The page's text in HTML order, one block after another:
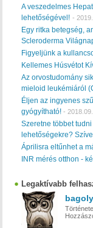
A veszedelmes
lehetőségével! -
Egy ritka betegség,
Scleroderma
Figyeljünk a
Kellemes Húsvétot
Az orvostudomány
mieloid leukémiáról
Éljen az ingyenes
gyógyítható!-
Szeretne többet
lehetőségekre?
Áprilisra eltűnhet a
INR mérés otthon -
Legaktívabb